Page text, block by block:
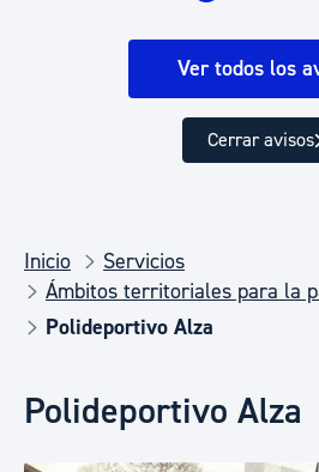
Ver todos los
Cerrar avisos
Inicio
Servicios
Ámbitos territoriales para la
Polideportivo Alza
Polideportivo Alza